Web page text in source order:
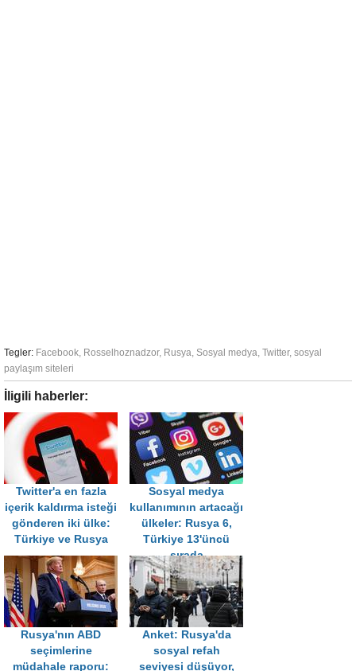
Tegler: Facebook, Rosselhoznadzor, Rusya, Sosyal medya, Twitter, sosyal
paylaşım siteleri
İligili haberler:
Twitter'a en fazla
içerik kaldırma isteği
gönderen iki ülke:
Türkiye ve Rusya
Sosyal medya
kullanımının artacağı
ülkeler: Rusya 6,
Türkiye 13'üncü
sırada
Rusya'nın ABD
seçimlerine
müdahale raporu:
Anket: Rusya'da
sosyal refah
seviyesi düşüyor,